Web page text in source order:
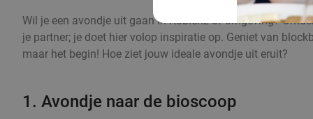
Wil je een avondje uit gaan in Koblenz of omgeving?
je partner; je doet hier volop inspiratie op. Geniet van
maar het begin! Hoe ziet jouw ideale avondje uit eruit?
1. Avondje naar de bioscoop